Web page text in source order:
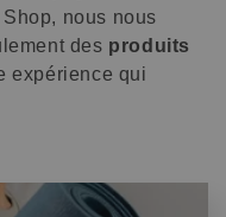
nous nous
des produits
expérience qui